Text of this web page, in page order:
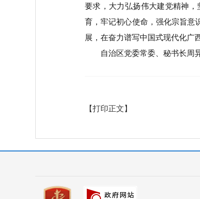
要求，大力弘扬伟大建党精神
育，牢记初心使命，强化宗旨意
展，在奋力谱写中国式现代化广
自治区党委常委、秘书长周
【打印正文】